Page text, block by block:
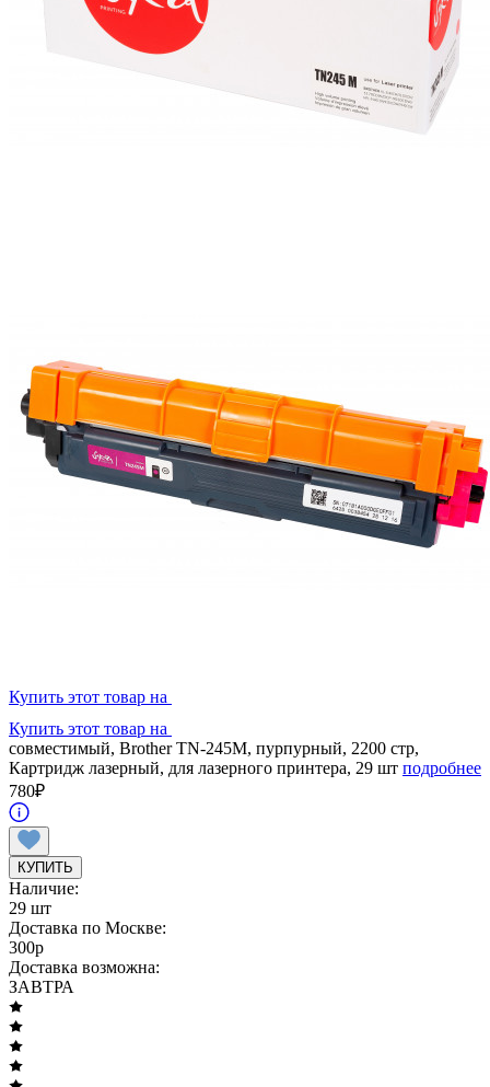
Купить этот товар на
Купить этот товар на
совместимый, Brother TN-245M, пурпурный, 2200 стр,
Картридж лазерный, для лазерного принтера, 29 шт подробнее
780₽
КУПИТЬ
Наличие:
29 шт
Доставка по Москве:
300p
Доставка возможна:
ЗАВТРА